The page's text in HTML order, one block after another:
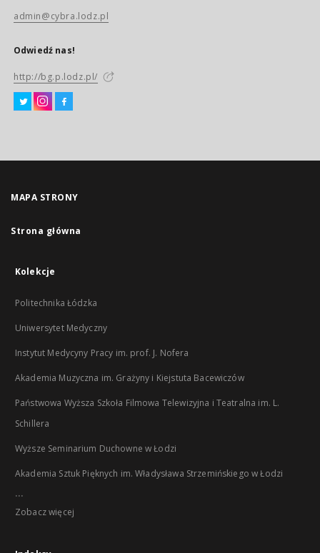
admin@cybra.lodz.pl
Odwiedź nas!
http://bg.p.lodz.pl/
MAPA STRONY
Strona główna
Kolekcje
Politechnika Łódzka
Uniwersytet Medyczny
Instytut Medycyny Pracy im. prof. J. Nofera
Akademia Muzyczna im. Grażyny i Kiejstuta Bacewiczów
Państwowa Wyższa Szkoła Filmowa Telewizyjna i Teatralna im. L.
Schillera
Wyższe Seminarium Duchowne w Łodzi
Akademia Sztuk Pięknych im. Władysława Strzemińskiego w Łodzi
...
Zobacz więcej